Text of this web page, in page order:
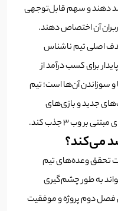
رشد دهند و سهم قابل‌توجهی
آن اختصاص دهند.
اصلی تیم ناشناس
برای کسب درآمد از
سوزاندن آن‌ها است؛ تیم
جدید و بازی‌های
بر وب 3 جذب کند.
می‌کند؟
تحقق وعده‌های تیم
به طور چشم‌گیری
فصل دوم پروژه و موفقیت‌